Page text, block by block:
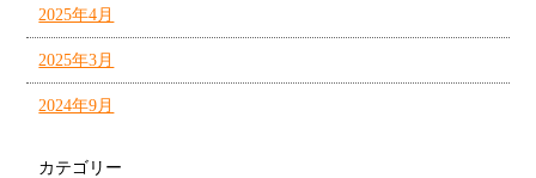
2025年4月
2025年3月
2024年9月
カテゴリー